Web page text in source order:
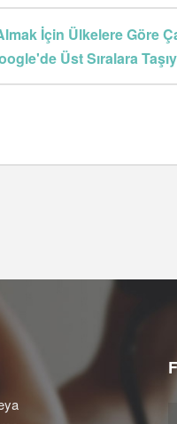
İçin Ülkelere Göre
Üst Sıralara